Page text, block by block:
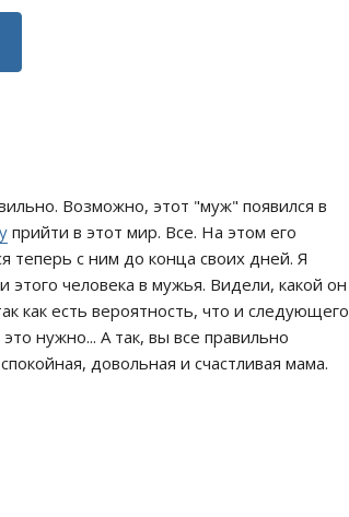
Возможно, этот "муж" появился в
прийти в этот мир. Все. На этом его
теперь с ним до конца своих дней. Я
человека в мужья. Видели, какой он
как есть вероятность, что и следующего
нужно... А так, вы все правильно
довольная и счастливая мама.